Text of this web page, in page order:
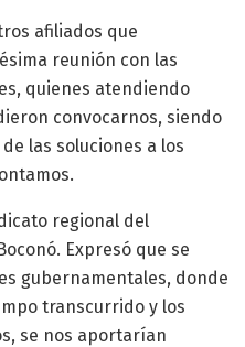
afiliados que
reunión con las
quienes atendiendo
convocarnos, siendo
las soluciones a los
regional del
Expresó que se
gubernamentales, donde
transcurrido y los
se nos aportarían